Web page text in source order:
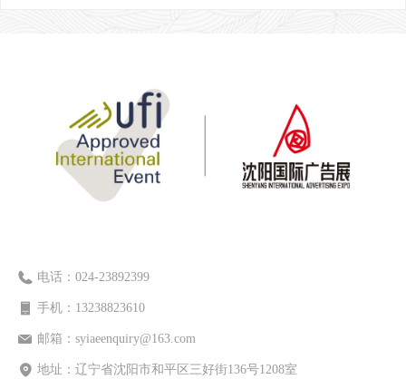
电话： 024-23892399
手机： 13238823610
邮箱： syiaeenquiry@163.com
地址： 辽宁省沈阳市和平区三好街136号1208室